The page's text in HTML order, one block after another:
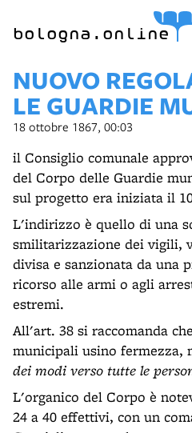
bologna.online
NUOVO
LE GUARDIE
18 ottobre 1867, 00:03
il Consiglio comunale
del Corpo delle Guardie
sul progetto era iniziata il
L'indirizzo è quello di una
smilitarizzazione dei vigili,
divisa e sanzionata da una
ricorso alle armi o agli
estremi.
All'art. 38 si raccomanda
municipali usino fermezza,
dei modi verso tutte le
L'organico del Corpo è
24 a 40 effettivi, con un